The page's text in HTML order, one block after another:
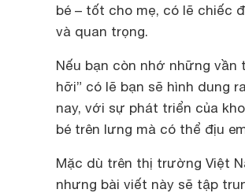
bé – tốt cho mẹ, có lẽ chiếc
và quan trọng.
Nếu bạn còn nhớ những vần
hỡi” có lẽ bạn sẽ hình dung
nay, với sự phát triển của
bé trên lưng mà có thể địu
Mặc dù trên thị trường Việt
nhưng bài viết này sẽ tập